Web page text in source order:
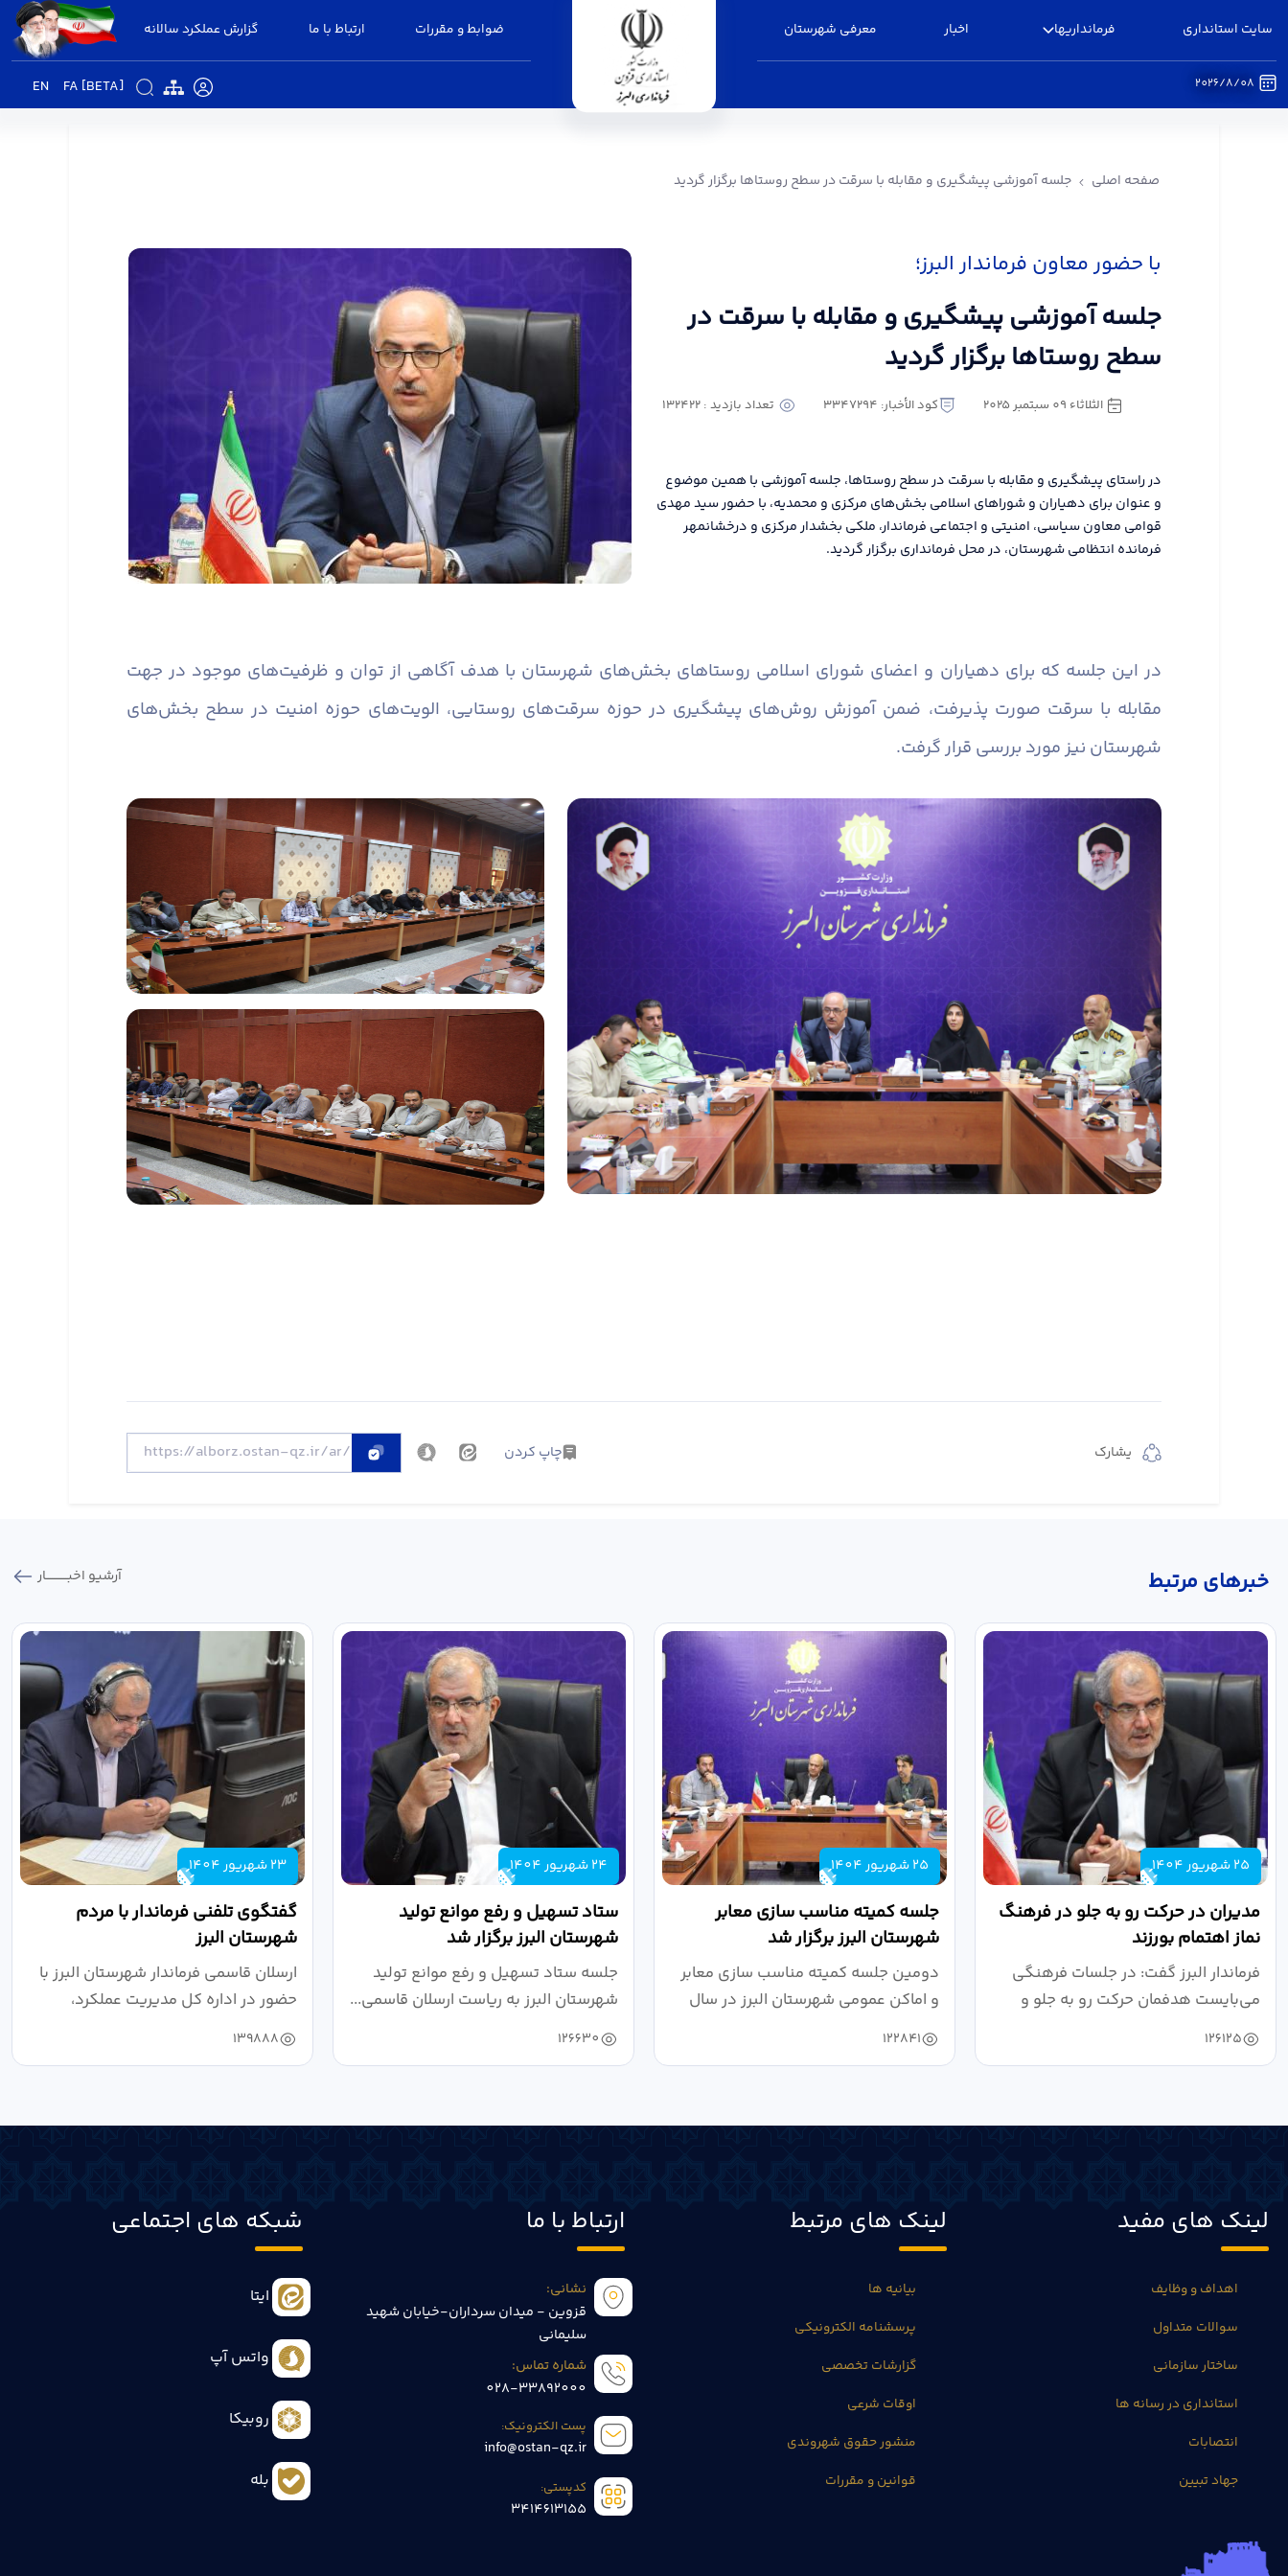
سایت استانداری فرمانداریها اخبار معرفی شهرستان ضوابط و مقررات ارتباط با ما گزارش عملکرد سالانه
FA [BETA]
EN 2026/8/08
صفحه اصلی جلسه آموزشی پیشگیری و مقابله با سرقت در سطح روستاها برگزار گردید
با حضور معاون فرماندار البرز؛
جلسه آموزشی پیشگیری و مقابله با سرقت در
سطح روستاها برگزار گردید
الثلاثاء ٠٩ سبتمبر ٢٠٢٥ كود الأخبار: 3347294 تعداد بازدید : 132422
در راستای پیشگیری و مقابله با سرقت در سطح روستاها، جلسه آموزشی با همین موضوع
و عنوان برای دهیاران و شوراهای اسلامی بخش‌های مرکزی و محمدیه، با حضور سید مهدی
قوامی معاون سیاسی، امنیتی و اجتماعی فرماندار، ملکی بخشدار مرکزی و درخشانمهر
فرمانده انتظامی شهرستان، در محل فرمانداری برگزار گردید.
در این جلسه که برای دهیاران و اعضای شورای اسلامی روستاهای بخش‌های شهرستان با هدف آگاهی از توان و ظرفیت‌های موجود در جهت
مقابله با سرقت صورت پذیرفت، ضمن آموزش روش‌های پیشگیری در حوزه سرقت‌های روستایی، الویت‌های حوزه امنیت در سطح بخش‌های
شهرستان نیز مورد بررسی قرار گرفت.
يشارك چاپ کردن
خبر‌های مرتبط آرشیو اخبـــــــــــار
25 شهریور 1404
مدیران در حرکت رو به جلو در فرهنگ
نماز اهتمام بورزند
فرماندار البرز گفت: در جلسات فرهنگی
می‌بایست هدفمان حرکت رو به جلو و
دستیابی...
126125
25 شهریور 1404
جلسه کمیته مناسب سازی معابر
شهرستان البرز برگزار شد
دومین جلسه کمیته مناسب سازی معابر
و اماکن عمومی شهرستان البرز در سال
۱۴۰۴ به...
122841
24 شهریور 1404
ستاد تسهیل و رفع موانع تولید
شهرستان البرز برگزار شد
جلسه ستاد تسهیل و رفع موانع تولید
شهرستان البرز به ریاست ارسلان قاسمی...
126630
23 شهریور 1404
گفتگوی تلفنی فرماندار با مردم
شهرستان البرز
ارسلان قاسمی فرماندار شهرستان البرز با
حضور در اداره کل مدیریت عملکرد،
بازرسی...
139888
لینک های مفید
اهداف و وظایف
سوالات متداول
ساختار سازمانی
استانداری در رسانه ها
انتصابات
جهاد تبیین
لینک های مرتبط
بیانیه ها
پرسشنامه الکترونیکی
گزارشات تخصصی
اوقات شرعی
منشور حقوق شهروندی
قوانین و مقررات
ارتباط با ما
نشانی:
قزوین - میدان سرداران-خیابان شهید
سلیمانی
شماره تماس:
028-33892000
پست الکترونیک:
info@ostan-qz.ir
کدپستی:
3414613155
شبکه های اجتماعی
ایتا
واتس آپ
روبیکا
بله